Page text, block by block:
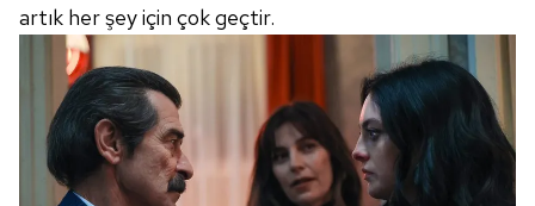
artık her şey için çok geçtir.